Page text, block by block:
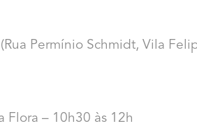
Permínio Schmidt, Vila
Flora – 10h30 às 12h